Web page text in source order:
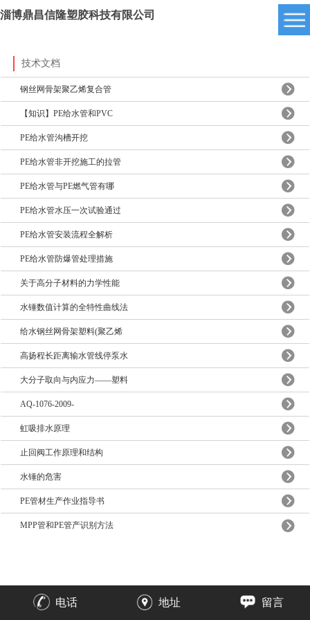
淄博鼎昌信隆塑胶科技有限公司
技术文档
钢丝网骨架聚乙烯复合管
【知识】PE给水管和PVC
PE给水管沟槽开挖
PE给水管非开挖施工的拉管
PE给水管与PE燃气管有哪
PE给水管水压一次试验通过
PE给水管安装流程全解析
PE给水管防爆管处理措施
关于高分子材料的力学性能
水锤数值计算的全特性曲线法
给水钢丝网骨架塑料(聚乙烯
高扬程长距离输水管线停泵水
大分子取向与内应力——塑料
AQ-1076-2009-
虹吸排水原理
止回阀工作原理和结构
水锤的危害
PE管材生产作业指导书
MPP管和PE管产识别方法
电话 地址 留言